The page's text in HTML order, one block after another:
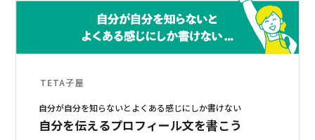
TETA子屋
自分が自分を知らないとよくある感じにしか書けない
自分を伝えるプロフィール文を書こう